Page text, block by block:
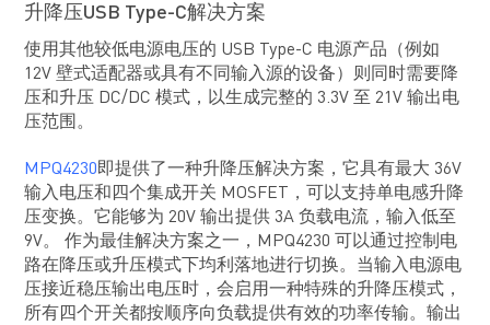
升降压USB Type-C解决方案
使用其他较低电源电压的 USB Type-C 电源产品（例如
12V 壁式适配器或具有不同输入源的设备）则同时需要降
压和升压 DC/DC 模式，以生成完整的 3.3V 至 21V 输出电
压范围。
MPQ4230即提供了一种升降压解决方案，它具有最大 36V
输入电压和四个集成开关 MOSFET，可以支持单电感升降
压变换。它能够为 20V 输出提供 3A 负载电流，输入低至
9V。 作为最佳解决方案之一，MPQ4230 可以通过控制电
路在降压或升压模式下均利落地进行切换。当输入电源电
压接近稳压输出电压时，会启用一种特殊的升降压模式，
所有四个开关都按顺序向负载提供有效的功率传输。输出